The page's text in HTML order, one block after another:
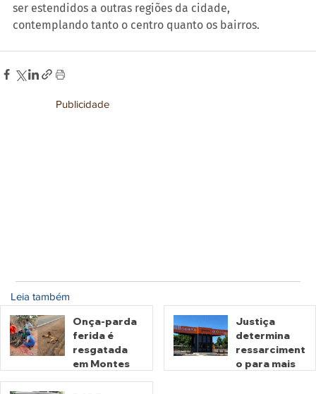
ser estendidos a outras regiões da cidade,
contemplando tanto o centro quanto os bairros.
Publicidade
Leia também
Onça-parda
ferida é
resgatada
em Montes
Justiça
determina
ressarciment
o para mais